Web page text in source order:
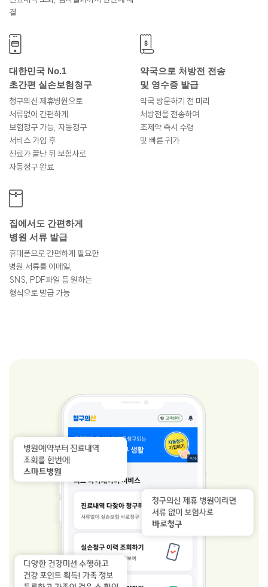
결
대한민국 No.1
초간편 실손보험청구
청구의신 제휴병원으로
서류없이 간편하게
보험청구 가능, 자동청구
서비스 가입 후
진료가 끝난 뒤 보험사로
자동청구 완료
약국으로 처방전 전송
및 영수증 발급
약국 방문하기 전 미리
처방전을 전송하여
조제약 즉시 수령
및 빠른 귀가
집에서도 간편하게
병원 서류 발급
휴대폰으로 간편하게 필요한
병원 서류를 이메일,
SNS, PDF파일 등 원하는
형식으로 발급 가능